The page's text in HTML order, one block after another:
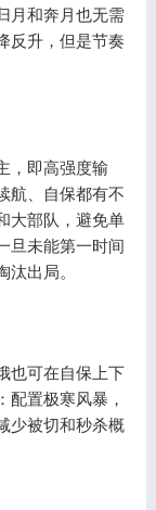
和奔月也无需
反升，但是节奏
即高强度输
航、自保都有不
大部队，避免单
旦未能第一时间
出局。
可在自保上下
配置极寒风暴，
少被切和秒杀概